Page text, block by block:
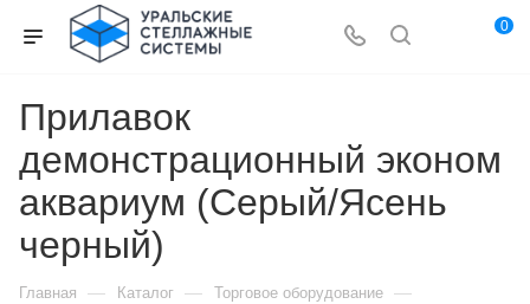
0
Прилавок
демонстрационный эконом
аквариум (Серый/Ясень
черный)
Главная — Каталог — Торговое оборудование —